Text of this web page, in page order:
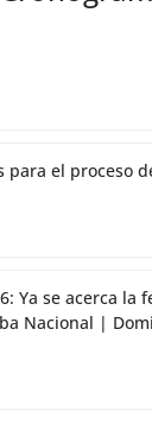
para el proceso
Ya se acerca la
Nacional |